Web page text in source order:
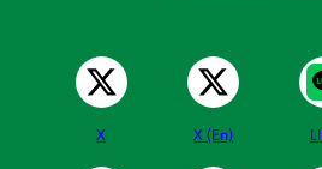
X X (En)